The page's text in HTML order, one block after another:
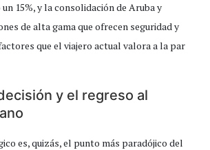
15%, y la consolidación de Aruba y
de alta gama que ofrecen seguridad y
que el viajero actual valora a la par
y el regreso al
es, quizás, el punto más paradójico del